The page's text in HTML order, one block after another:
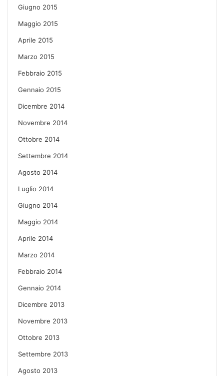
Giugno 2015
Maggio 2015
Aprile 2015
Marzo 2015
Febbraio 2015
Gennaio 2015
Dicembre 2014
Novembre 2014
Ottobre 2014
Settembre 2014
Agosto 2014
Luglio 2014
Giugno 2014
Maggio 2014
Aprile 2014
Marzo 2014
Febbraio 2014
Gennaio 2014
Dicembre 2013
Novembre 2013
Ottobre 2013
Settembre 2013
Agosto 2013